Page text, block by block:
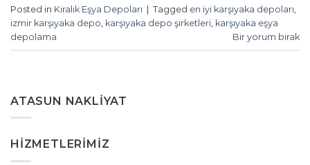
Posted in Kiralık Eşya Depoları Tagged en iyi karşıyaka depoları
izmir karşıyaka depo karşıyaka depo şirketleri karşıyaka eşya
depolama
Bir yorum bırak
ATASUN NAKLIYAT
HIZMETLERIMIZ